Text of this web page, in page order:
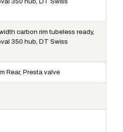
carbon rim tubeless ready,
350 hub, DT Swiss
Rear, Presta valve